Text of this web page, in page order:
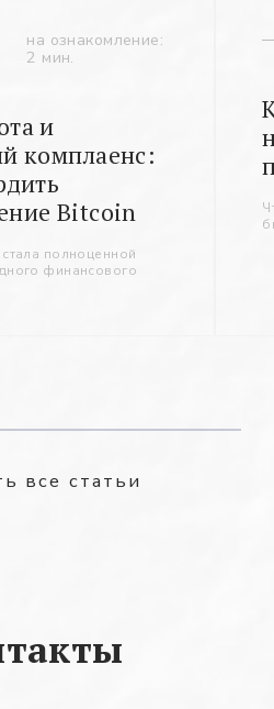
на ознакомление:
2 мин.
и
комплаенс:
Bitcoin
полноценной
финансового
все статьи